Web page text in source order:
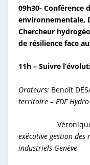
09h30- Conférence
environnementale,
Chercheur
de résilience face
11h – Suivre
Orateurs: Benoît
territoire – EDF Hydro
Véronique
exécutive gestion des
industriels Genève